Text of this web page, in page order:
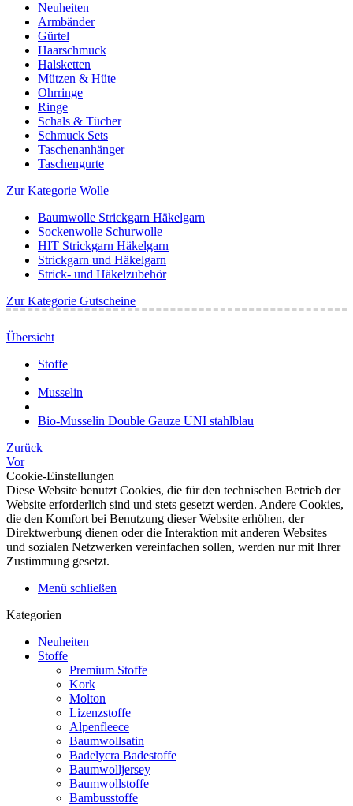
Neuheiten
Armbänder
Gürtel
Haarschmuck
Halsketten
Mützen & Hüte
Ohrringe
Ringe
Schals & Tücher
Schmuck Sets
Taschenanhänger
Taschengurte
Zur Kategorie Wolle
Baumwolle Strickgarn Häkelgarn
Sockenwolle Schurwolle
HIT Strickgarn Häkelgarn
Strickgarn und Häkelgarn
Strick- und Häkelzubehör
Zur Kategorie Gutscheine
Übersicht
Stoffe
Musselin
Bio-Musselin Double Gauze UNI stahlblau
Zurück
Vor
Cookie-Einstellungen
Diese Website benutzt Cookies, die für den technischen Betrieb der
Website erforderlich sind und stets gesetzt werden. Andere Cookies,
die den Komfort bei Benutzung dieser Website erhöhen, der
Direktwerbung dienen oder die Interaktion mit anderen Websites
und sozialen Netzwerken vereinfachen sollen, werden nur mit Ihrer
Zustimmung gesetzt.
Menü schließen
Kategorien
Neuheiten
Stoffe
Premium Stoffe
Kork
Molton
Lizenzstoffe
Alpenfleece
Baumwollsatin
Badelycra Badestoffe
Baumwolljersey
Baumwollstoffe
Bambusstoffe